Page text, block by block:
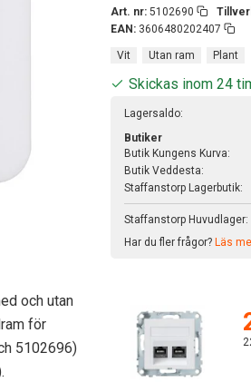
och utan
för
5102696)
Art. nr: 5102690
EAN: 3606480202407
Vit Utan ram Plant
Skickas inom 24
Lagersaldo:
Butiker
Butik Kungens Kurva:
Butik Veddesta:
Staffanstorp Lagerbutik:
Staffanstorp Huvudlager:
Har du fler frågor? Läs